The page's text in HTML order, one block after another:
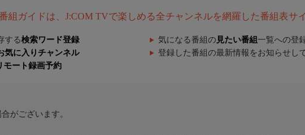
組ガイドは、J:COM TVで楽しめる全チャンネルを網羅した番組表サ
する検索ワード登録 気になる番組の 見たい番組 一覧への登
気に入りチャンネル 登録した番組の最新情報をお知らせし
モート録画予約
がございます。